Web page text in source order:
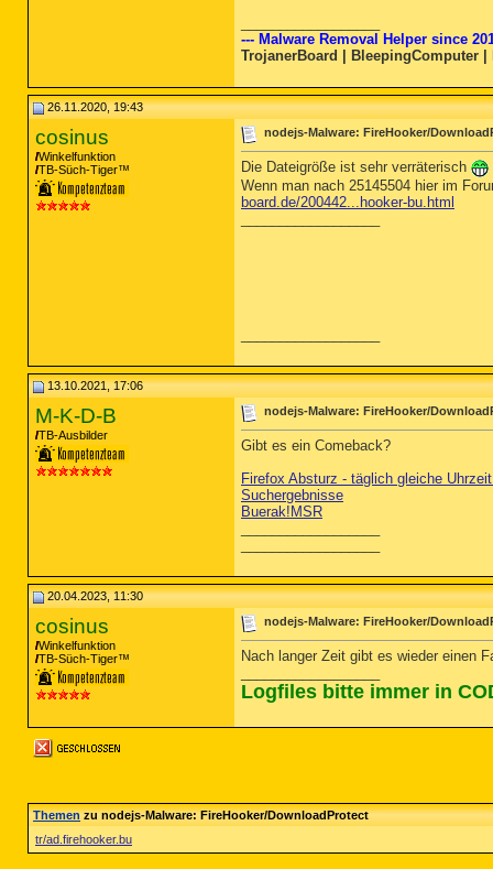
--- Malware Removal Helper since
TrojanerBoard | BleepingComputer |
26.11.2020, 19:43
cosinus
Winkelfunktion
TB-Süch-Tiger™
nodejs-Malware: FireHooker/
Die Dateigröße ist sehr verräterisch
Wenn man nach 25145504 hier im
board.de/200442...hooker-bu.html
13.10.2021, 17:06
M-K-D-B
TB-Ausbilder
nodejs-Malware: FireHooker/
Gibt es ein Comeback?
Firefox Absturz - täglich gleiche
Suchergebnisse
Buerak!MSR
20.04.2023, 11:30
cosinus
Winkelfunktion
TB-Süch-Tiger™
nodejs-Malware: FireHooker/
Nach langer Zeit gibt es wieder einen
Logfiles bitte immer in
Themenzu nodejs-Malware: FireHooker/DownloadProtect
tr/ad.firehooker.bu